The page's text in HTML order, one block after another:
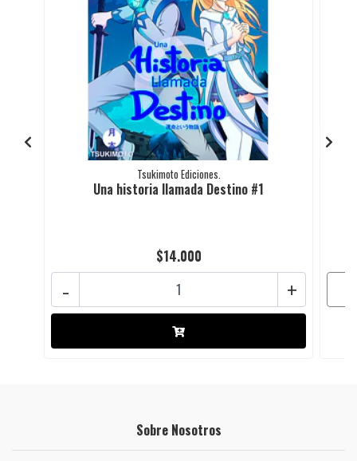
Tsukimoto Ediciones.
Una historia llamada Destino #1
$14.000
+
-
Sobre Nosotros